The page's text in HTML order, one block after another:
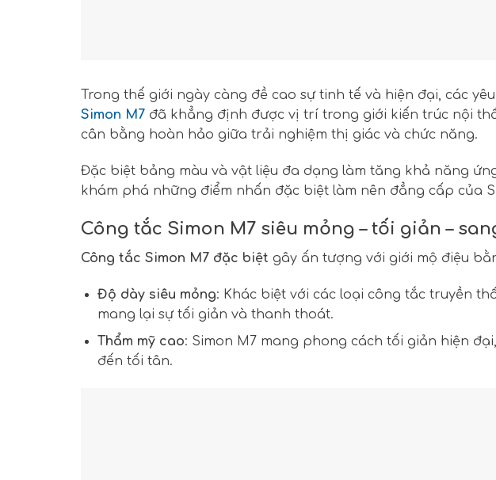
Trong thế giới ngày càng đề cao sự tinh tế và hiện đại, các
Simon M7 đã khẳng định được vị trí trong giới kiến trúc nội
cân bằng hoàn hảo giữa trải nghiệm thị giác và chức năng.
Đặc biệt bảng màu và vật liệu đa dạng làm tăng khả năng
khám phá những điểm nhấn đặc biệt làm nên đẳng cấp của
Công tắc Simon M7 siêu mỏng – tối giản –
Công tắc Simon M7 đặc biệt gây ấn tượng với giới mộ điệu
Độ dày siêu mỏng: Khác biệt với các loại công tắc truyền
mang lại sự tối giản và thanh thoát.
Thẩm mỹ cao: Simon M7 mang phong cách tối giản hiện
đến tối tân.